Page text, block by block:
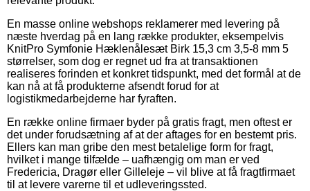
En masse online webshops reklamerer med levering på
næste hverdag på en lang række produkter, eksempelvis
KnitPro Symfonie Hæklenålesæt Birk 15,3 cm 3,5-8 mm 5
størrelser, som dog er regnet ud fra at transaktionen
realiseres forinden et konkret tidspunkt, med det formål at de
kan nå at få produkterne afsendt forud for at
logistikmedarbejderne har fyraften.
En række online firmaer byder på gratis fragt, men oftest er
det under forudsætning af at der aftages for en bestemt pris.
Ellers kan man gribe den mest betalelige form for fragt,
hvilket i mange tilfælde – uafhængig om man er ved
Fredericia, Dragør eller Gilleleje – vil blive at få fragtfirmaet
til at levere varerne til et udleveringssted.